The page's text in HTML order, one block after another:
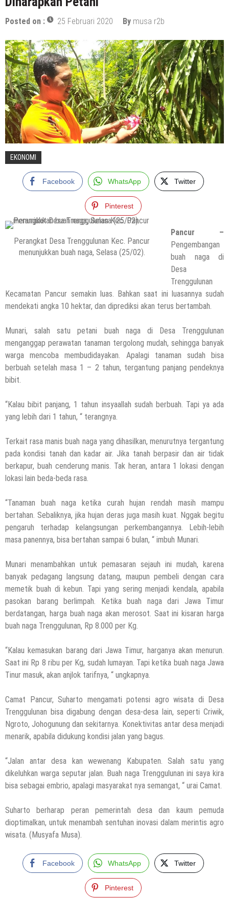
6 Agustus 2026
HEADLINE
Kepelatihan Timnas, Berikut Profil
Lengkapnya
6 Agustus 2026 bymusa r2b
HEADLINE
Masih Buka Atau Tutup ?? Nasib Dapur
SPPG Mondoteko 3, Usai Dugaan
Keracunan MBG Menyeruak
6 Agustus 2026 bymusa r2b
HEADLINE
Aparat Polres Rembang Gerak Cepat
6 Agustus 2026 by musa r2b
HEADLINE
Kapolres Rembang Yang Baru Tancap
5 Agustus 2026 bymusa r2b
HEADLINE
(Temuan Mayat Laki-Laki Di Pinggir
Pantai Utara Rembang)
29 Juli 2026 musa r2b
HEADLINE
Sejumlah Tips Membeli Tanah Kapling,
Terpikirkan Orang Awam
Lewati Cerita Kelam Mirip Sinetron,
Teguh Akhirnya Diselamatkan Serka
Suyuthi
HEADLINE
UKW Disebut Sebagai Mahkota Seorang
Wartawan, Se Indonesia Luluskan Lebih
Dari 20 Ribu Orang
Posted on : 25 Februari 2020 By musa r2b
EKONOMI
Facebook WhatsApp Twitter
Pinterest
Perangkat Desa Trenggulunan Kec. Pancur
menunjukkan buah naga, Selasa (25/02).
Pancur –
Pengembangan
buah naga di
Desa
Trenggulunan
Kecamatan Pancur semakin luas. Bahkan saat ini luasannya sudah
mendekati angka 10 hektar, dan diprediksi akan terus bertambah.
Munari, salah satu petani buah naga di Desa Trenggulunan
menganggap perawatan tanaman tergolong mudah, sehingga banyak
warga mencoba membudidayakan. Apalagi tanaman sudah bisa
berbuah setelah masa 1 – 2 tahun, tergantung panjang pendeknya
bibit.
“Kalau bibit panjang, 1 tahun insyaallah sudah berbuah. Tapi ya ada
yang lebih dari 1 tahun, “ terangnya.
Terkait rasa manis buah naga yang dihasilkan, menurutnya tergantung
pada kondisi tanah dan kadar air. Jika tanah berpasir dan air tidak
berkapur, buah cenderung manis. Tak heran, antara 1 lokasi dengan
lokasi lain beda-beda rasa.
“Tanaman buah naga ketika curah hujan rendah masih mampu
bertahan. Sebaliknya, jika hujan deras juga masih kuat. Nggak begitu
pengaruh terhadap kelangsungan perkembangannya. Lebih-lebih
masa panennya, bisa bertahan sampai 6 bulan, “ imbuh Munari.
Munari menambahkan untuk pemasaran sejauh ini mudah, karena
banyak pedagang langsung datang, maupun pembeli dengan cara
memetik buah di kebun. Tapi yang sering menjadi kendala, apabila
pasokan barang berlimpah. Ketika buah naga dari Jawa Timur
berdatangan, harga buah naga akan merosot. Saat ini kisaran harga
buah naga Trenggulunan, Rp 8.000 per Kg.
“Kalau kemasukan barang dari Jawa Timur, harganya akan menurun.
Saat ini Rp 8 ribu per Kg, sudah lumayan. Tapi ketika buah naga Jawa
Tinur masuk, akan anjlok tarifnya, “ ungkapnya.
Camat Pancur, Suharto mengamati potensi agro wisata di Desa
Trenggulunan bisa digabung dengan desa-desa lain, seperti Criwik,
Ngroto, Johogunung dan sekitarnya. Konektivitas antar desa menjadi
menarik, apabila didukung kondisi jalan yang bagus.
“Jalan antar desa kan wewenang Kabupaten. Salah satu yang
dikeluhkan warga seputar jalan. Buah naga Trenggulunan ini saya kira
bisa sebagai embrio, apalagi masyarakat nya semangat, “ urai Camat.
Suharto berharap peran pemerintah desa dan kaum pemuda
dioptimalkan, untuk menambah sentuhan inovasi dalam merintis agro
wisata. (Musyafa Musa).
Facebook WhatsApp Twitter
Pinterest